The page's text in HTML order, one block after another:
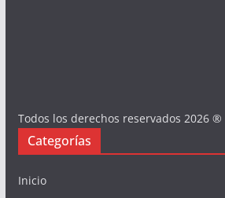
Todos los derechos reservados 2026
Categorías
Inicio